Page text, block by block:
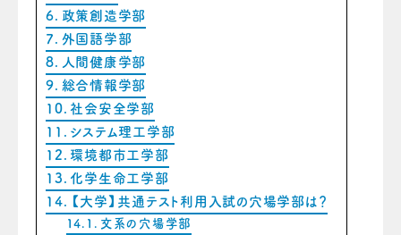
政策創造学部
外国語学部
人間健康学部
総合情報学部
社会安全学部
システム理工学部
環境都市工学部
化学生命工学部
【大学】共通テスト利用入試の穴場学部は？
文系の穴場学部